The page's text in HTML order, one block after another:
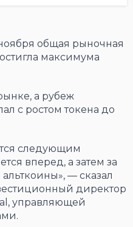
общая рыночная
максимума
а рубеж
с ростом токена до
следующим
вперед, а затем за
— сказал
директор
управляющей